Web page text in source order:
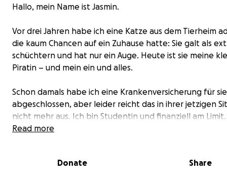
Hallo, mein Name ist Jasmin.
Vor drei Jahren habe ich eine Katze aus dem Tierheim
die kaum Chancen auf ein Zuhause hatte: Sie galt als
schüchtern und hat nur ein Auge. Heute ist sie meine
Piratin – und mein ein und alles.
Schon damals habe ich eine Krankenversicherung für sie
abgeschlossen, aber leider reicht das in ihrer jetzigen
nicht mehr aus. Ich bin Studentin und finanziell am
brauche ich eure Hilfe – für Lucy.
Bei ihr wurde Bluthochdruck festgestellt, eine
Read more
Donate Share